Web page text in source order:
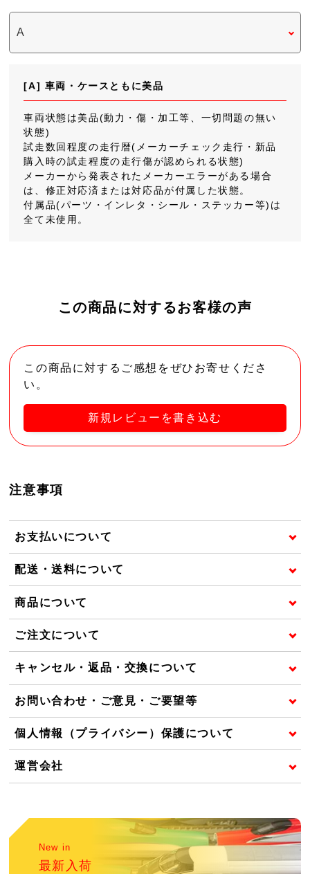
[A] 車両・ケースともに美品
車両状態は美品(動力・傷・加工等、一切問題の無い
状態)
試走数回程度の走行暦(メーカーチェック走行・新品
購入時の試走程度の走行傷が認められる状態)
メーカーから発表されたメーカーエラーがある場合
は、修正対応済または対応品が付属した状態。
付属品(パーツ・インレタ・シール・ステッカー等)は
全て未使用。
この商品に対するお客様の声
この商品に対するご感想をぜひお寄せくださ
い。
新規レビューを書き込む
注意事項
お支払いについて
配送・送料について
商品について
ご注文について
キャンセル・返品・交換について
お問い合わせ・ご意見・ご要望等
個人情報（プライバシー）保護について
運営会社
New in
最新入荷